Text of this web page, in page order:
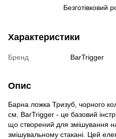
Характеристики
Бренд BarTrigger
Опис
Барна ложка Тризуб, чорного
см, BarTrigger - це базовий
що створений для змішування
змішувальному стакані. Цей